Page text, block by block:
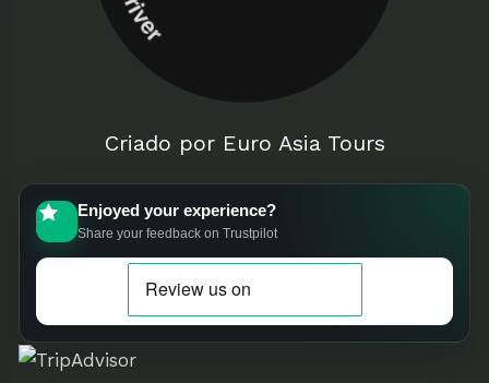
Criado por Euro Asia Tours
Enjoyed your experience?
Share your feedback on Trustpilot